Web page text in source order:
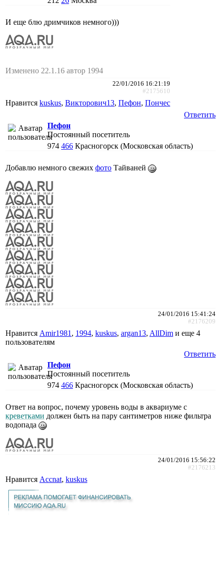
И еще блю дримчиков немного)))
Изменено 22.1.16 автор 1994
22/01/2016 16:21:19
#2175610
Нравится kuskus, Викторович13, Пефон, Пончес
Ответить
Пефон
Постоянный посетитель
974 466 Красногорск (Московская область)
Добавлю немного свежих фото Тайваней
24/01/2016 15:41:24
#2176209
Нравится Amir1981 , 1994, kuskus, argan13, AllDim и еще 4
пользователям
Ответить
Пефон
Постоянный посетитель
974 466 Красногорск (Московская область)
Ответ на вопрос, почему уровень воды в аквариуме с
креветками должен быть на пару сантиметров ниже фильтра
водопада
24/01/2016 15:56:22
#2176213
Нравится Accnat, kuskus